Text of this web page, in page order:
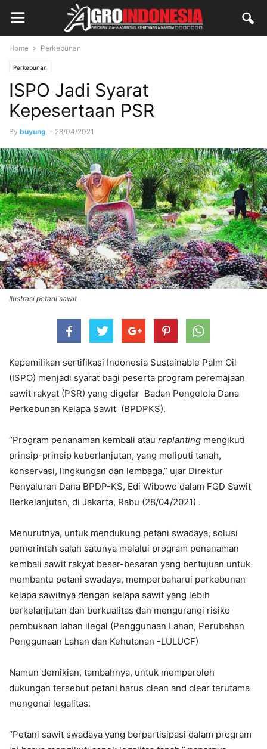
Home Perkebunan
Perkebunan
ISPO Jadi Syarat
Kepesertaan PSR
By buyung - 28/04/2021
Ilustrasi petani sawit
Kepemilikan sertifikasi Indonesia Sustainable Palm Oil
(ISPO) menjadi syarat bagi peserta program peremajaan
sawit rakyat (PSR) yang digelar Badan Pengelola Dana
Perkebunan Kelapa Sawit (BPDPKS).
“Program penanaman kembali atau replanting mengikuti
prinsip-prinsip keberlanjutan, yang meliputi tanah,
konservasi, lingkungan dan lembaga,” ujar Direktur
Penyaluran Dana BPDP-KS, Edi Wibowo dalam FGD Sawit
Berkelanjutan, di Jakarta, Rabu (28/04/2021) .
Menurutnya, untuk mendukung petani swadaya, solusi
pemerintah salah satunya melalui program penanaman
kembali sawit rakyat besar-besaran yang bertujuan untuk
membantu petani swadaya, memperbaharui perkebunan
kelapa sawitnya dengan kelapa sawit yang lebih
berkelanjutan dan berkualitas dan mengurangi risiko
pembukaan lahan ilegal (Penggunaan Lahan, Perubahan
Penggunaan Lahan dan Kehutanan -LULUCF)
Namun demikian, tambahnya, untuk memperoleh
dukungan tersebut petani harus clean and clear terutama
mengenai legalitas.
“Petani sawit swadaya yang berpartisipasi dalam program